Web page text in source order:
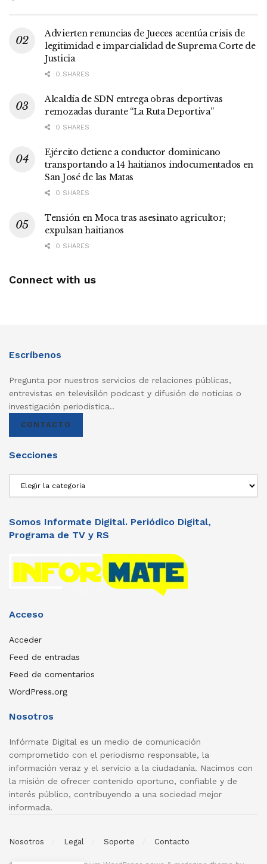
Advierten renuncias de Jueces acentúa crisis de
legitimidad e imparcialidad de Suprema Corte de
Justicia
0 SHARES
Alcaldía de SDN entrega obras deportivas
remozadas durante “La Ruta Deportiva”
0 SHARES
Ejército detiene a conductor dominicano
transportando a 14 haitianos indocumentados en
San José de las Matas
0 SHARES
Tensión en Moca tras asesinato agricultor;
expulsan haitianos
0 SHARES
Connect with us
Escríbenos
Pregunta por nuestros servicios de relaciones públicas,
entrevistas en televisilón podcast y difusión de noticias o
investigación periodistica..
CONTACTO
Secciones
Somos Informate Digital. Periódico Digital,
Programa de TV y RS
Acceso
Acceder
Feed de entradas
Feed de comentarios
WordPress.org
Nosotros
Infórmate Digital es un medio de comunicación
comprometido con el periodismo responsable, la
información veraz y el servicio a la ciudadanía. Nacimos con
la misión de ofrecer contenido oportuno, confiable y de
interés público, contribuyendo a una sociedad mejor
informada.
Nosotros Legal Soporte Contacto